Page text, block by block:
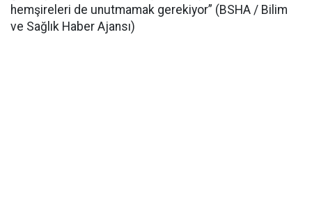
hemşireleri de unutmamak gerekiyor” (BSHA / Bilim
ve Sağlık Haber Ajansı)